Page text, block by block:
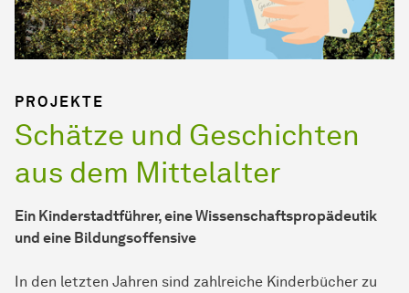
PROJEKTE
Schätze und Geschichten
aus dem Mittelalter
Ein Kinderstadtführer, eine Wissenschaftspropädeutik
und eine Bildungsoffensive
In den letzten Jahren sind zahlreiche Kinderbücher zu